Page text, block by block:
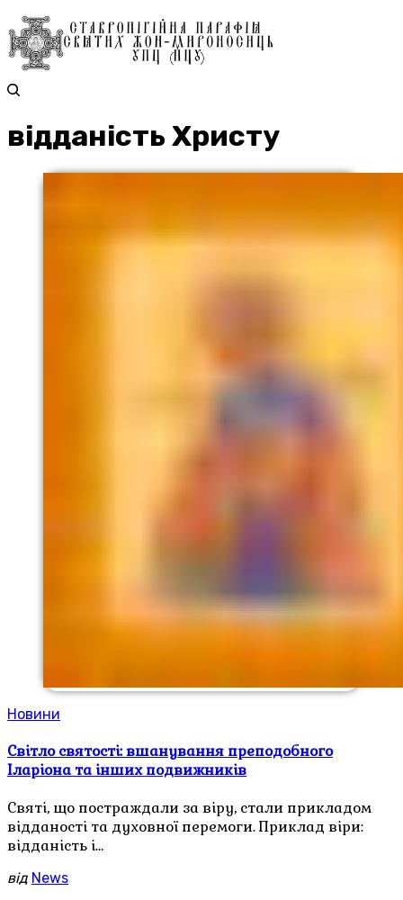
відданість Христу
Новини
Світло святості: вшанування преподобного
Іларіона та інших подвижників
Святі, що постраждали за віру, стали прикладом
відданості та духовної перемоги. Приклад віри:
відданість і…
від News